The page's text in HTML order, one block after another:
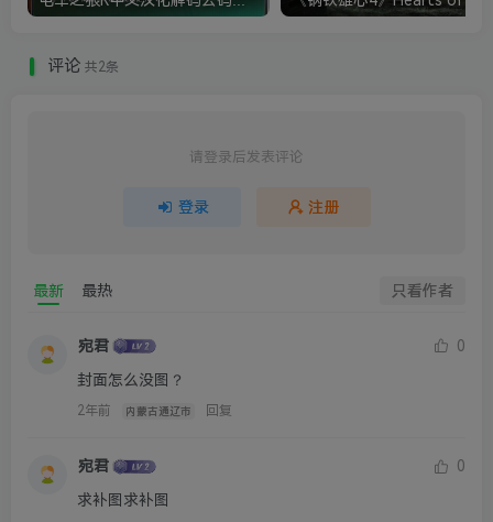
评论 共2条
请登录后发表评论
登录 注册
最新 最热 只看作者
宛君
0
封面怎么没图？
2年前 内蒙古通辽市 回复
宛君
0
求补图求补图